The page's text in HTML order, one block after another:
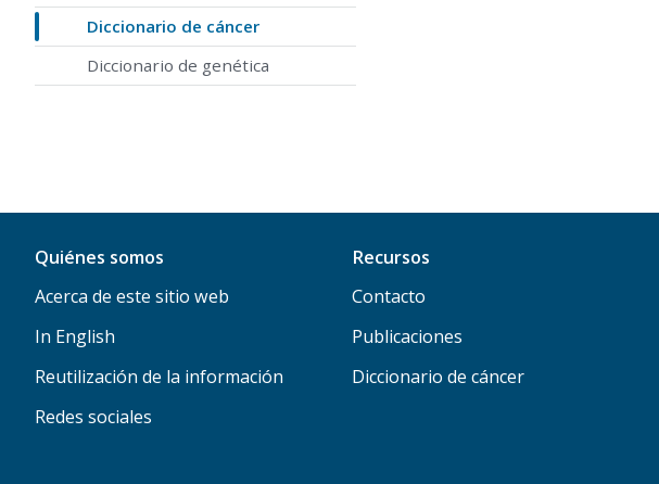
Diccionario de cáncer
Diccionario de genética
Quiénes somos
Acerca de este sitio web
In English
Reutilización de la información
Redes sociales
Recursos
Contacto
Publicaciones
Diccionario de cáncer